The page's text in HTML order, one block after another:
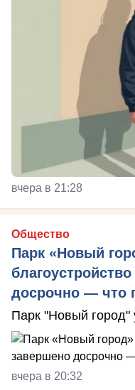
вчера в 21:28
Общество
Парк «Новый
досрочно — что
Парк "Новый город"
вчера в 20:32